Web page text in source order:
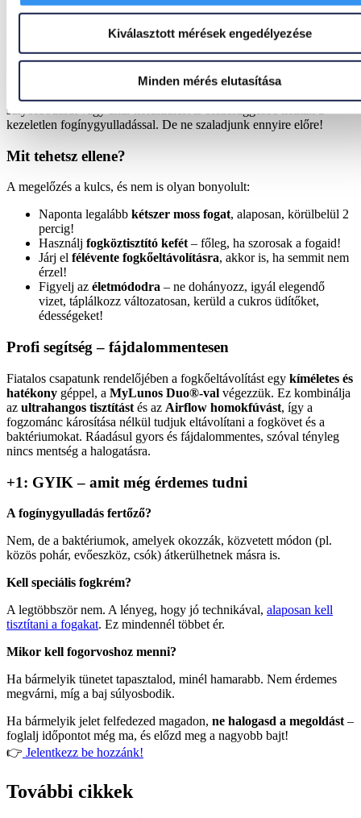
Kiválasztott mérések engedélyezése
Minden mérés elutasítása
Idővel átterjedhet a mélyebb szövetekre, kialakulhat a rettegett
fogágybetegség (parodontitis), ami már nemcsak az ínyt, hanem a
fogat tartó csontokat is megtámadja. Mi lesz a vége? A fog meglazul
és kiesik.
És ha ez nem lenne elég, a krónikus gyulladás nem csak a szájban
okoz problémát! Szív- és érrendszeri betegségeket, a cukorbetegség
súlyosbodását vagy akár koraszülést is összefüggésbe hoztak a
kezeletlen fogínygyulladással. De ne szaladjunk ennyire előre!
Mit tehetsz ellene?
A megelőzés a kulcs, és nem is olyan bonyolult:
Naponta legalább kétszer moss fogat, alaposan, körülbelül 2
percig!
Használj fogköztisztító kefét– főleg, ha szorosak a fogaid!
Járj el félévente fogkőeltávolításra, akkor is, ha semmit nem
érzel!
Figyelj az életmódodra – ne dohányozz, igyál elegendő
vizet, táplálkozz változatosan, kerüld a cukros üdítőket,
édességeket!
Profi segítség – fájdalommentesen
Fiatalos csapatunk rendelőjében a fogkőeltávolítást egy kíméletes és
hatékony géppel, a MyLunos Duo®-val végezzük. Ez kombinálja
az ultrahangos tisztítást és az Airflow homokfúvást, így a
fogzománc károsítása nélkül tudjuk eltávolítani a fogkövet és a
baktériumokat. Ráadásul gyors és fájdalommentes, szóval tényleg
nincs mentség a halogatásra.
+1: GYIK – amit még érdemes tudni
A fogínygyulladás fertőző?
Nem, de a baktériumok, amelyek okozzák, közvetett módon (pl.
közös pohár, evőeszköz, csók) átkerülhetnek másra is.
Kell speciális fogkrém?
A legtöbbször nem. A lényeg, hogy jó technikával, alaposan kell
tisztítani a fogakat. Ez mindennél többet ér.
Mikor kell fogorvoshoz menni?
Ha bármelyik tünetet tapasztalod, minél hamarabb. Nem érdemes
megvárni, míg a baj súlyosbodik.
Ha bármelyik jelet felfedezed magadon, ne halogasd a megoldást –
foglalj időpontot még ma, és előzd meg a nagyobb bajt!
👉 Jelentkezz be hozzánk!
További cikkek